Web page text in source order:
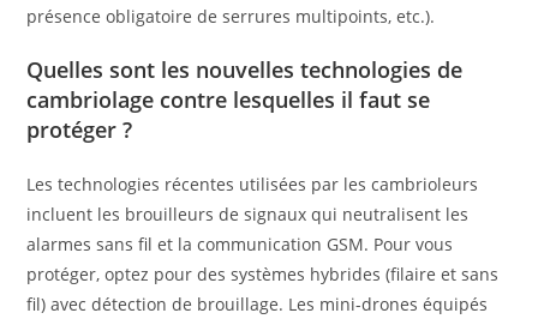
présence obligatoire de serrures multipoints, etc.).
Quelles sont les nouvelles technologies de
cambriolage contre lesquelles il faut se
protéger ?
Les technologies récentes utilisées par les cambrioleurs
incluent les brouilleurs de signaux qui neutralisent les
alarmes sans fil et la communication GSM. Pour vous
protéger, optez pour des systèmes hybrides (filaire et sans
fil) avec détection de brouillage. Les mini-drones équipés